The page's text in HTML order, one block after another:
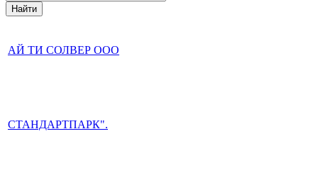
АЙ ТИ СОЛВЕР ООО
СТАНДАРТПАРК".